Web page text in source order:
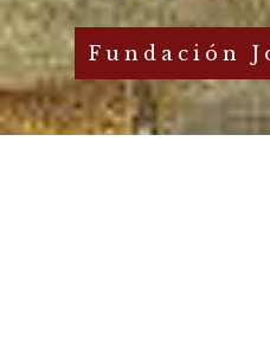
Fundación